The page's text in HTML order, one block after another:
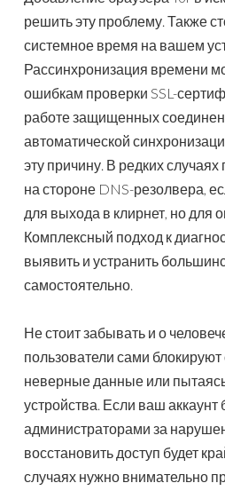
решить эту проблему. Также
системное время на вашем
Рассинхронизация времени
ошибкам проверки SSL-
работе защищенных
автоматической
эту причину. В редких
на стороне DNS-резолвера,
для выхода в клирнет, но для
Комплексный подход к
выявить и устранить
самостоятельно.
Не стоит забывать и о
пользователи сами блокируют
неверные данные или
устройства. Если ваш
администраторами за
восстановить доступ будет
случаях нужно внимательно